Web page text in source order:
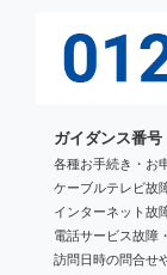
ガイダンス番号
各種お手続き・お
ケーブルテレビ故
インターネット故
電話サービス故障
訪問日時の問合せ